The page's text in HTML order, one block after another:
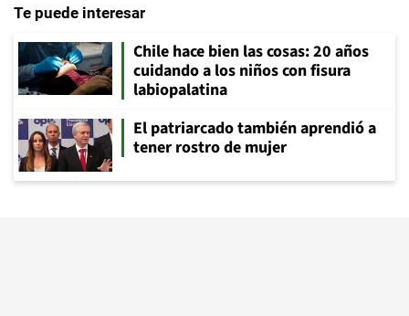
Te puede interesar
Chile hace bien las cosas: 20 años
cuidando a los niños con fisura
labiopalatina
El patriarcado también aprendió a
tener rostro de mujer